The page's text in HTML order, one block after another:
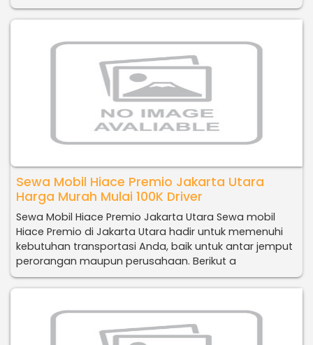
Sewa Mobil Hiace Premio Jakarta Utara
Harga Murah Mulai 100K Driver
Sewa Mobil Hiace Premio Jakarta Utara Sewa mobil
Hiace Premio di Jakarta Utara hadir untuk memenuhi
kebutuhan transportasi Anda, baik untuk antar jemput
perorangan maupun perusahaan. Berikut a